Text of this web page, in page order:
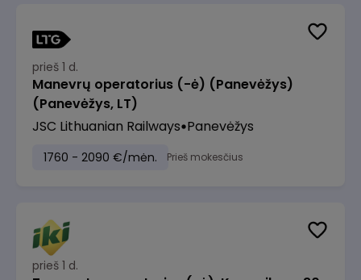
prieš 1 d.
Manevrų operatorius (-ė) (Panevėžys)
(Panevėžys, LT)
JSC Lithuanian Railways Panevėžys
1760 - 2090 €/mėn. Prieš mokesčius
prieš 1 d.